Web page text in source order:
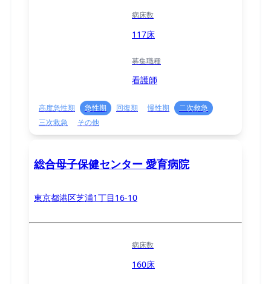
病床数
117床
募集職種
看護師
高度急性期 急性期 回復期 慢性期
二次救急
三次救急
その他
総合母子保健センター 愛育病院
東京都港区芝浦1丁目16-10
病床数
160床